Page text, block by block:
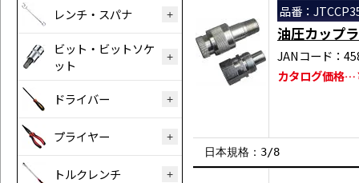
レンチ・スパナ
ビット・ビットソケ
ット
ドライバー
プライヤー
トルクレンチ
品番：
油圧カッ
JANコード：
カタログ価格
日本規格：3/8